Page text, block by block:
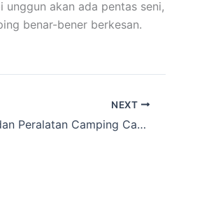
akan ada pentas seni,
benar-bener berkesan.
NEXT
Sewa Tenda Kemping Pramuka dan Peralatan Camping Cakarlangit Ready Banyak